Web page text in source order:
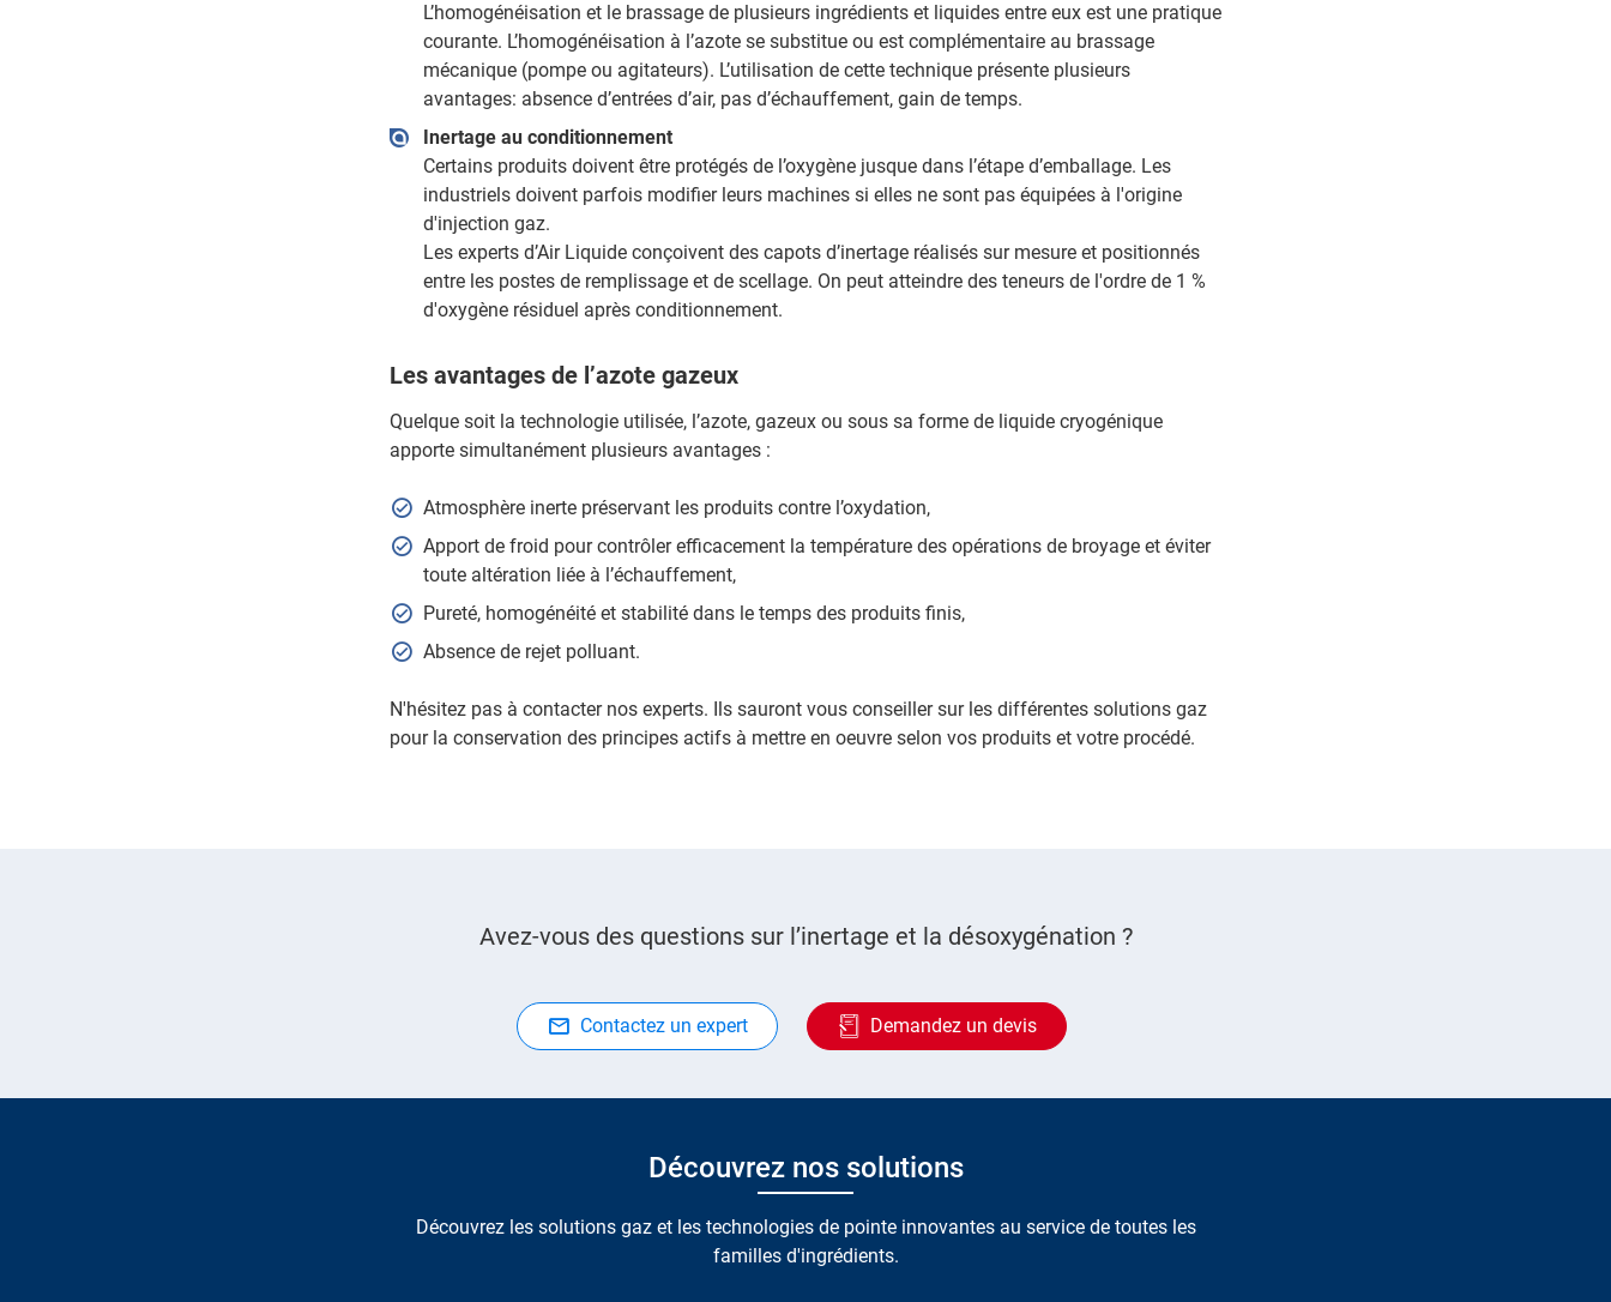
L’homogénéisation et le brassage de plusieurs ingrédients et liquides entre eux est une pratique
courante. L’homogénéisation à l’azote se substitue ou est complémentaire au brassage
mécanique (pompe ou agitateurs). L’utilisation de cette technique présente plusieurs
avantages: absence d’entrées d’air, pas d’échauffement, gain de temps.
Inertage au conditionnement
Certains produits doivent être protégés de l’oxygène jusque dans l’étape d’emballage. Les
industriels doivent parfois modifier leurs machines si elles ne sont pas équipées à l'origine
d'injection gaz.
Les experts d’Air Liquide conçoivent des capots d’inertage réalisés sur mesure et positionnés
entre les postes de remplissage et de scellage. On peut atteindre des teneurs de l'ordre de 1 %
d'oxygène résiduel après conditionnement.
Les avantages de l’azote gazeux
Quelque soit la technologie utilisée, l’azote, gazeux ou sous sa forme de liquide cryogénique
apporte simultanément plusieurs avantages :
Atmosphère inerte préservant les produits contre l’oxydation,
Apport de froid pour contrôler efficacement la température des opérations de broyage et éviter
toute altération liée à l’échauffement,
Pureté, homogénéité et stabilité dans le temps des produits finis,
Absence de rejet polluant.
N'hésitez pas à contacter nos experts. Ils sauront vous conseiller sur les différentes solutions gaz
pour la conservation des principes actifs à mettre en oeuvre selon vos produits et votre procédé.
Avez-vous des questions sur l’inertage et la désoxygénation ?
Contactez un expert Demandez un devis
Découvrez nos solutions
Découvrez les solutions gaz et les technologies de pointe innovantes au service de toutes les
familles d'ingrédients.